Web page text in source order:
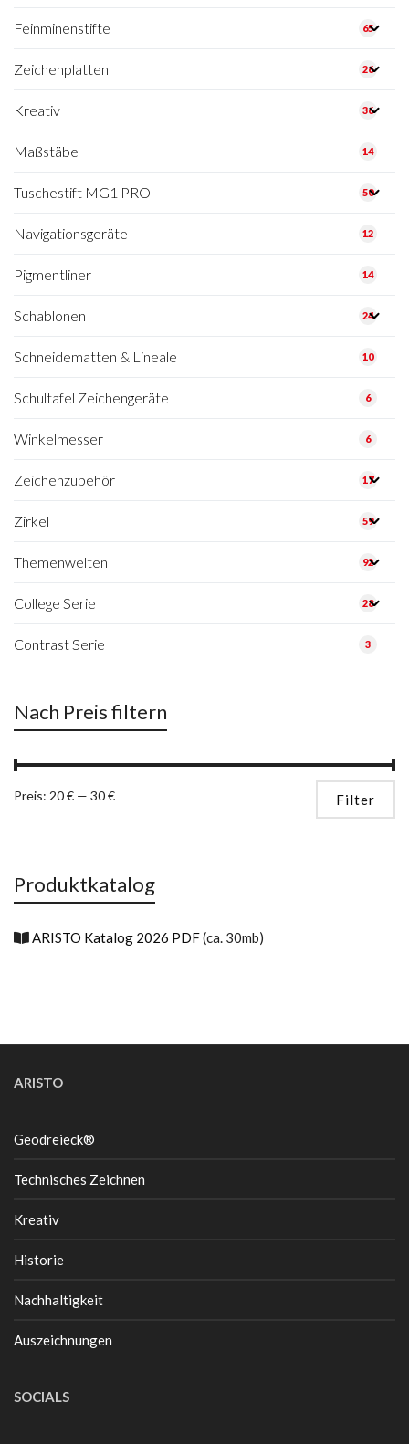
Feinminenstifte 65
Zeichenplatten 26
Kreativ 36
Maßstäbe 14
Tuschestift MG1 PRO 50
Navigationsgeräte 12
Pigmentliner 14
Schablonen 24
Schneidematten & Lineale 10
Schultafel Zeichengeräte 6
Winkelmesser 6
Zeichenzubehör 17
Zirkel 59
Themenwelten 92
College Serie 28
Contrast Serie 3
Nach Preis filtern
Filter
Preis: 20 € — 30 €
Produktkatalog
ARISTO Katalog 2026 PDF(ca. 30mb)
ARISTO
Geodreieck®
Technisches Zeichnen
Kreativ
Historie
Nachhaltigkeit
Auszeichnungen
SOCIALS